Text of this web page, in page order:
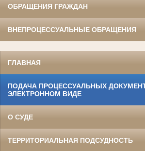
ОБРАЩЕНИЯ ГРАЖДАН
ВНЕПРОЦЕССУАЛЬНЫЕ ОБРАЩЕНИЯ
ГЛАВНАЯ
ПОДАЧА ПРОЦЕССУАЛЬНЫХ
ЭЛЕКТРОННОМ ВИДЕ
О СУДЕ
ТЕРРИТОРИАЛЬНАЯ ПОДСУДНОСТЬ